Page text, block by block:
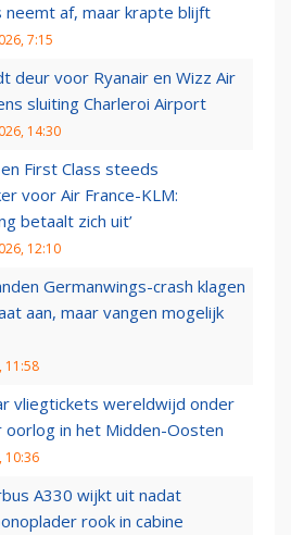
neemt af, maar krapte blijft
7:15
deur voor Ryanair en Wizz Air
sluiting Charleroi Airport
14:30
First Class steeds
voor Air France-KLM:
betaalt zich uit’
12:10
Germanwings-crash klagen
aan, maar vangen mogelijk
11:58
vliegtickets wereldwijd onder
oorlog in het Midden-Oosten
10:36
A330 wijkt uit nadat
rook in cabine